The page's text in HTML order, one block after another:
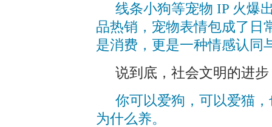
线条小狗等宠物 IP 火爆
品热销，宠物表情包成了日
是消费，更是一种情感认同
说到底，社会文明的进
你可以爱狗，可以爱猫
为什么养。